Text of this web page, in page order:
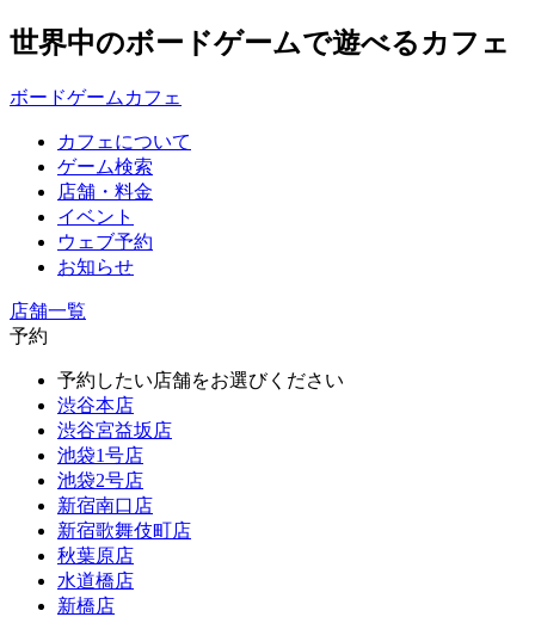
世界中のボードゲームで遊べるカフェ
ボードゲームカフェ
カフェについて
ゲーム検索
店舗・料金
イベント
ウェブ予約
お知らせ
店舗一覧
予約
予約したい店舗をお選びください
渋谷本店
渋谷宮益坂店
池袋1号店
池袋2号店
新宿南口店
新宿歌舞伎町店
秋葉原店
水道橋店
新橋店